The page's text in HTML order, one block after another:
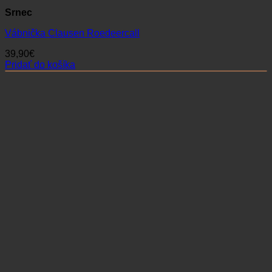
Srnec
Vábnička Clausen Roedeercall
39,90€
Pridať do košíka